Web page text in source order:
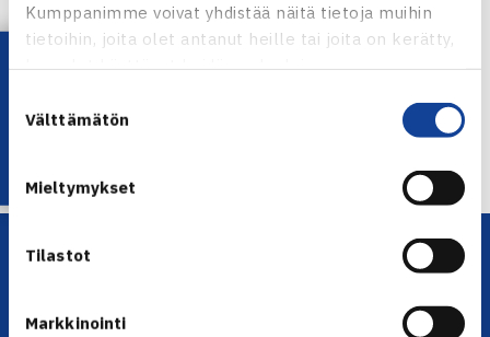
Kumppanimme voivat yhdistää näitä tietoja muihin
tietoihin, joita olet antanut heille tai joita on kerätty,
kun olet käyttänyt heidän palvelujaan.
valinta
Välttämätön
Mieltymykset
Tilastot
Markkinointi
Jaa:
← Edellinen
Lataa OmaTennis!